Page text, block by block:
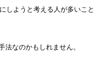
しようと考える人が多いこと
法なのかもしれません。